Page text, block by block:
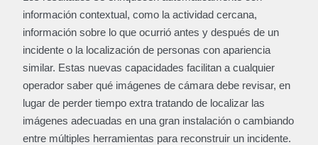
información contextual, como la actividad cercana,
información sobre lo que ocurrió antes y después de un
incidente o la localización de personas con apariencia
similar. Estas nuevas capacidades facilitan a cualquier
operador saber qué imágenes de cámara debe revisar, en
lugar de perder tiempo extra tratando de localizar las
imágenes adecuadas en una gran instalación o cambiando
entre múltiples herramientas para reconstruir un incidente.